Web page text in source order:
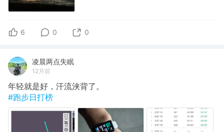
6 0 0
凌晨两点失眠
12月前
年轻就是好，汗流浃背了。
#跑步日打榜